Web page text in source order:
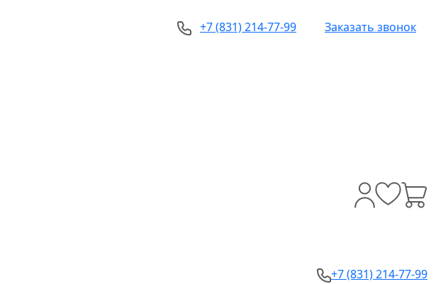
+7 (831) 214-77-99 Заказать звонок
+7 (831) 214-77-99